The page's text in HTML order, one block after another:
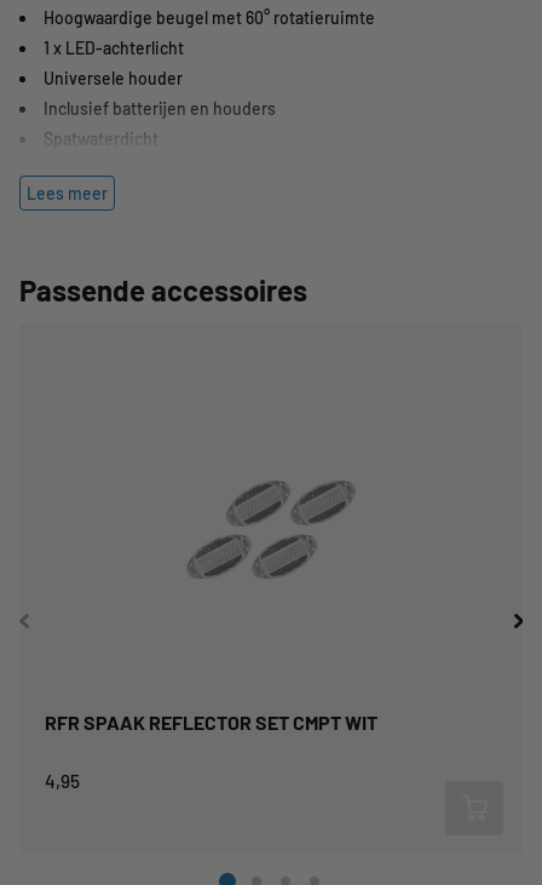
Hoogwaardige beugel met 60° rotatieruimte
1 x LED-achterlicht
Universele houder
Inclusief batterijen en houders
Spatwaterdicht
Deze compacte, officieel STVZO goedgekeurde lampenset bestaat
houder genomen worden en dan ook als zaklamp functioneren. De
voor: (L x B x H) 95 x 45 x 40 mm achter: (L x B x H) 65 x 25
Lees meer
Passende accessoires
RFR SPAAK REFLECTOR SET CMPT WIT
4,95